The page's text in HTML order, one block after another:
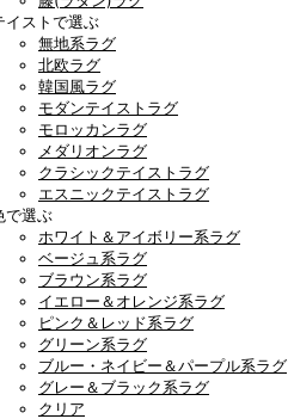
イストで選ぶ
無地系ラグ
北欧ラグ
韓国風ラグ
モダンテイストラグ
モロッカンラグ
メダリオンラグ
クラシックテイストラグ
エスニックテイストラグ
で選ぶ
ホワイト＆アイボリー系ラグ
ベージュ系ラグ
ブラウン系ラグ
イエロー＆オレンジ系ラグ
ピンク＆レッド系ラグ
グリーン系ラグ
ブルー・ネイビー＆パープル系ラグ
グレー＆ブラック系ラグ
クリア